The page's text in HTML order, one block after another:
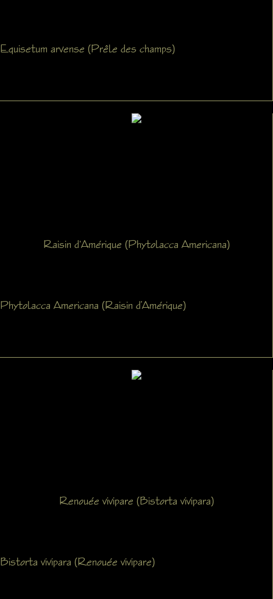
Equisetum arvense (Prêle des champs)
Raisin d'Amérique (Phytolacca Americana)
Phytolacca Americana (Raisin d’Amérique)
Renouée vivipare (Bistorta vivipara)
Bistorta vivipara (Renouée vivipare)